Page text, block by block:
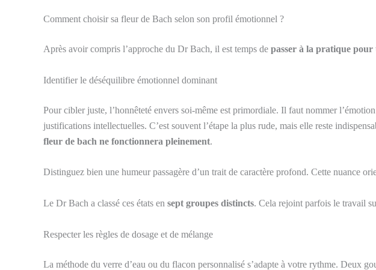
Comment choisir sa fleur de Bach selon son profil émotionnel ?
Après avoir compris l’approche du Dr Bach, il est temps de passer à la pratique
Identifier le déséquilibre émotionnel dominant
Pour cibler juste, l’honnêteté envers soi-même est primordiale. Il faut nommer
justifications intellectuelles. C’est souvent l’étape la plus rude, mais elle reste
fleur de bach ne fonctionnera pleinement.
Distinguez bien une humeur passagère d’un trait de caractère profond. Cette nuance
Le Dr Bach a classé ces états en sept groupes distincts. Cela rejoint parfois le travail
Respecter les règles de dosage et de mélange
La méthode du verre d’eau ou du flacon personnalisé s’adapte à votre rythme. Deux